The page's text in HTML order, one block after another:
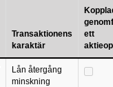
Transaktionens
karaktär
ett
Lån återgång
minskning